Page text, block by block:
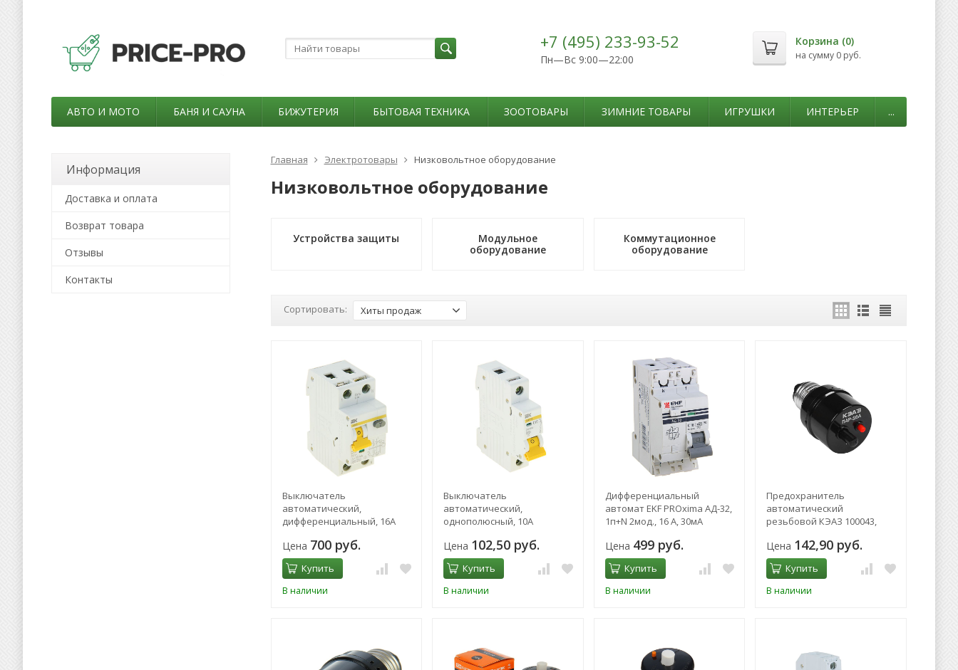
+7 (495) 233-93-52
Пн—Вс 9:00—22:00
Корзина (0)
на сумму 0 руб.
АВТО И МОТО БАНЯ И САУНА БИЖУТЕРИЯ БЫТОВАЯ ТЕХНИКА ЗООТОВАРЫ ЗИМНИЕ ТОВАРЫ ИГРУШКИ ИНТЕРЬЕР ...
Главная Электротовары Низковольтное оборудование
Низковольтное оборудование
Устройства защиты
Модульное
оборудование
Коммутационное
оборудование
Сортировать: Хиты продаж
Выключатель
автоматический,
дифференциальный, 16А
Цена 700 руб.
Купить
В наличии
Выключатель
автоматический,
однополюсный, 10А
Цена 102,50 руб.
Купить
В наличии
Дифференциальный
автомат EKF PROxima АД-32,
1п+N 2мод., 16 А, 30мА
Цена 499 руб.
Купить
В наличии
Предохранитель
автоматический
резьбовой КЭАЗ 100043,
автоматическая
Цена 142,90 руб.
Купить
В наличии
Информация
Доставка и оплата
Возврат товара
Отзывы
Контакты